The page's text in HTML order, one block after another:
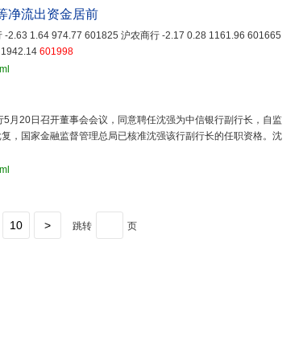
净流出资金居前
2.63 1.64 974.77 601825 沪农商行 -2.17 0.28 1161.96 601665
601998
5月20日召开董事会会议，同意聘任沈强为中信银行副行长，自监
，国家金融监督管理总局已核准沈强该行副行长的任职资格。沈
10 > 跳转 页